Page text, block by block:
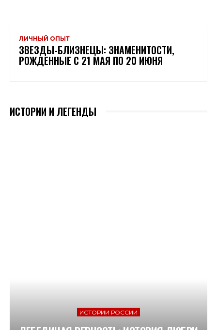
ЛИЧНЫЙ ОПЫТ
ЗВЕЗДЫ-БЛИЗНЕЦЫ: ЗНАМЕНИТОСТИ,
РОЖДЕННЫЕ С 21 МАЯ ПО 20 ИЮНЯ
ИСТОРИИ И ЛЕГЕНДЫ
ИСТОРИИ РОССИИ